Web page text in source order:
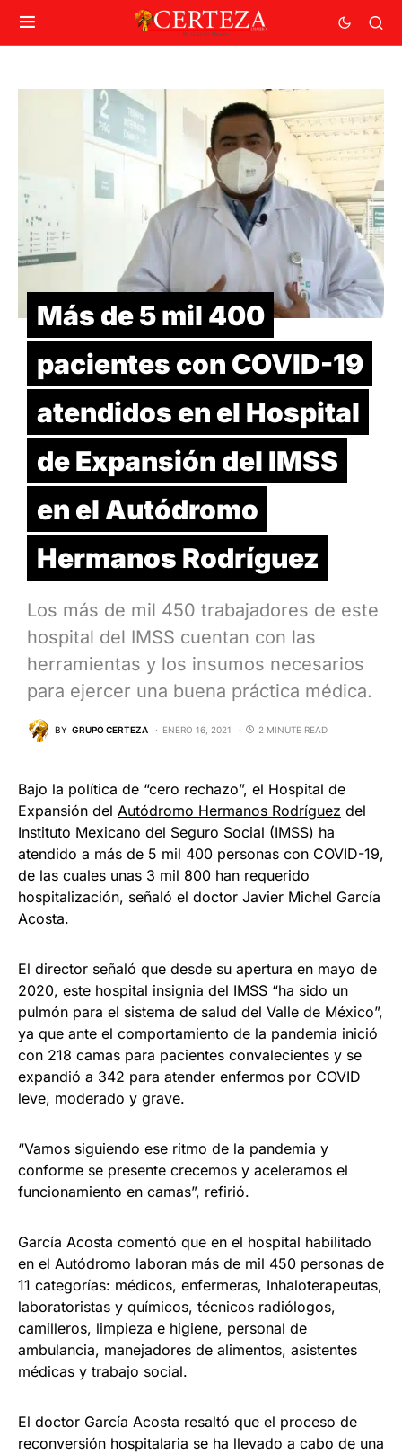
Más de 5 mil 400
pacientes con COVID-19
atendidos en el Hospital
de Expansión del IMSS
en el Autódromo
Hermanos Rodríguez
Los más de mil 450 trabajadores de este
hospital del IMSS cuentan con las
herramientas y los insumos necesarios
para ejercer una buena práctica médica.
BY GRUPO CERTEZA ENERO 16, 2021 2 MINUTE READ
Bajo la política de “cero rechazo”, el Hospital de
Expansión del Autódromo Hermanos Rodríguez del
Instituto Mexicano del Seguro Social (IMSS) ha
atendido a más de 5 mil 400 personas con COVID-19,
de las cuales unas 3 mil 800 han requerido
hospitalización, señaló el doctor Javier Michel García
Acosta.
El director señaló que desde su apertura en mayo de
2020, este hospital insignia del IMSS “ha sido un
pulmón para el sistema de salud del Valle de México”,
ya que ante el comportamiento de la pandemia inició
con 218 camas para pacientes convalecientes y se
expandió a 342 para atender enfermos por COVID
leve, moderado y grave.
“Vamos siguiendo ese ritmo de la pandemia y
conforme se presente crecemos y aceleramos el
funcionamiento en camas”, refirió.
García Acosta comentó que en el hospital habilitado
en el Autódromo laboran más de mil 450 personas de
11 categorías: médicos, enfermeras, Inhaloterapeutas,
laboratoristas y químicos, técnicos radiólogos,
camilleros, limpieza e higiene, personal de
ambulancia, manejadores de alimentos, asistentes
médicas y trabajo social.
El doctor García Acosta resaltó que el proceso de
reconversión hospitalaria se ha llevado a cabo de una